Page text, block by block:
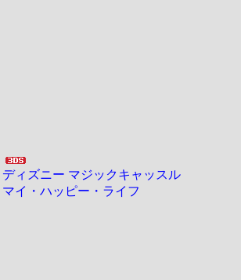
ディズニー マジックキャッスル
マイ・ハッピー・ライフ